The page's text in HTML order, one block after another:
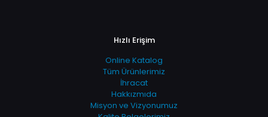
Hızlı Erişim
Online Katalog
Tüm Ürünlerimiz
İhracat
Hakkızmıda
Misyon ve Vizyonumuz